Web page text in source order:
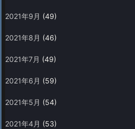
2021年9月 (49)
2021年8月 (46)
2021年7月 (49)
2021年6月 (59)
2021年5月 (54)
2021年4月 (53)